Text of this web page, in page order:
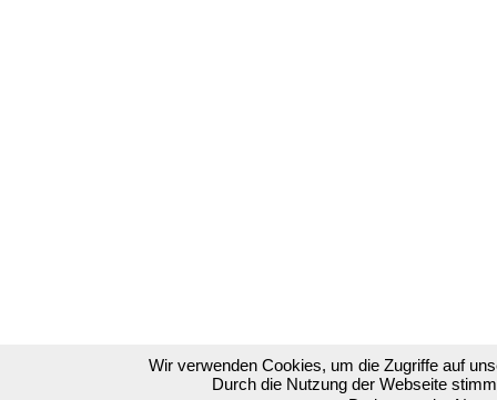
Wir verwenden Cookies, um die Zugriffe auf
Durch die Nutzung der Webseite